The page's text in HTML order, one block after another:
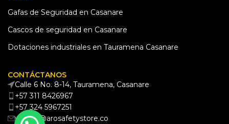
Gafas de Seguridad en Casanare
Cascos de seguridad en Casanare
Dotaciones industriales en Tauramena Casanare
CONTÁCTANOS
Calle 6 No. 8-14, Tauramena, Casanare
+57 311 8426967
+57 324 5967251
ventas@arosafetystore.co